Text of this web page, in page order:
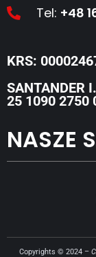
Tel: +48
KRS:
SANTANDER
25 1090 2750
NASZE
Copyrights © 2024 –